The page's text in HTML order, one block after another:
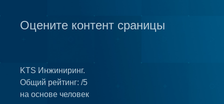
Оцените контент сраницы
KTS Инжиниринг.
Общий рейтинг: /5
на основе человек